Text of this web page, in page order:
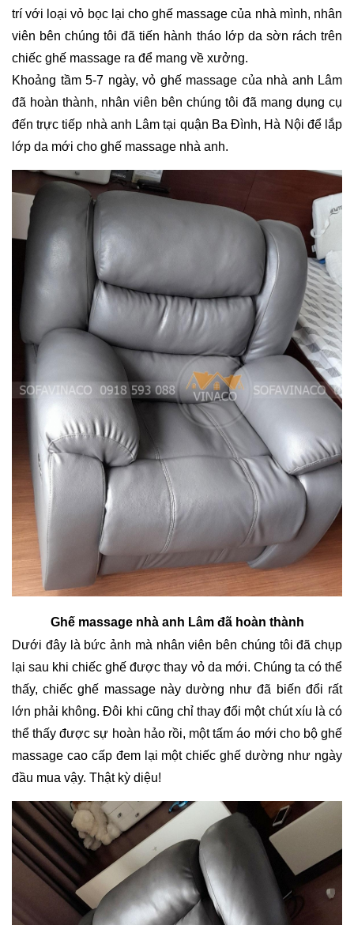
trí với loại vỏ bọc lại cho ghế massage của nhà mình, nhân
viên bên chúng tôi đã tiến hành tháo lớp da sờn rách trên
chiếc ghế massage ra để mang về xưởng.
Khoảng tầm 5-7 ngày, vỏ ghế massage của nhà anh Lâm
đã hoàn thành, nhân viên bên chúng tôi đã mang dụng cụ
đến trực tiếp nhà anh Lâm tại quận Ba Đình, Hà Nội để lắp
lớp da mới cho ghế massage nhà anh.
Ghế massage nhà anh Lâm đã hoàn thành
Dưới đây là bức ảnh mà nhân viên bên chúng tôi đã chụp
lại sau khi chiếc ghế được thay vỏ da mới. Chúng ta có thể
thấy, chiếc ghế massage này dường như đã biến đổi rất
lớn phải không. Đôi khi cũng chỉ thay đổi một chút xíu là có
thể thấy được sự hoàn hảo rồi, một tấm áo mới cho bộ ghế
massage cao cấp đem lại một chiếc ghế dường như ngày
đầu mua vậy. Thật kỳ diệu!